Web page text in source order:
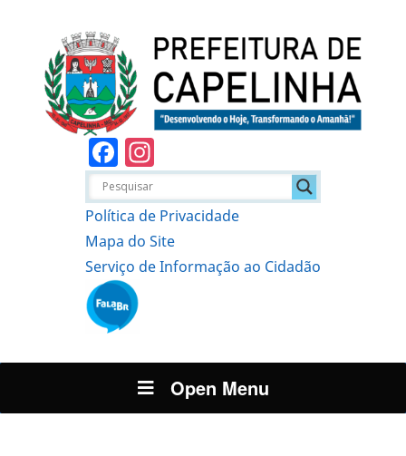
Facebook
Política de Privacidade
Mapa do Site
Serviço de Informação ao Cidadão
Open Menu